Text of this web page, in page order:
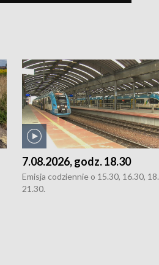
7.08.2026, godz. 18.30
Emisja codziennie o 15.30, 16.30,
21.30.